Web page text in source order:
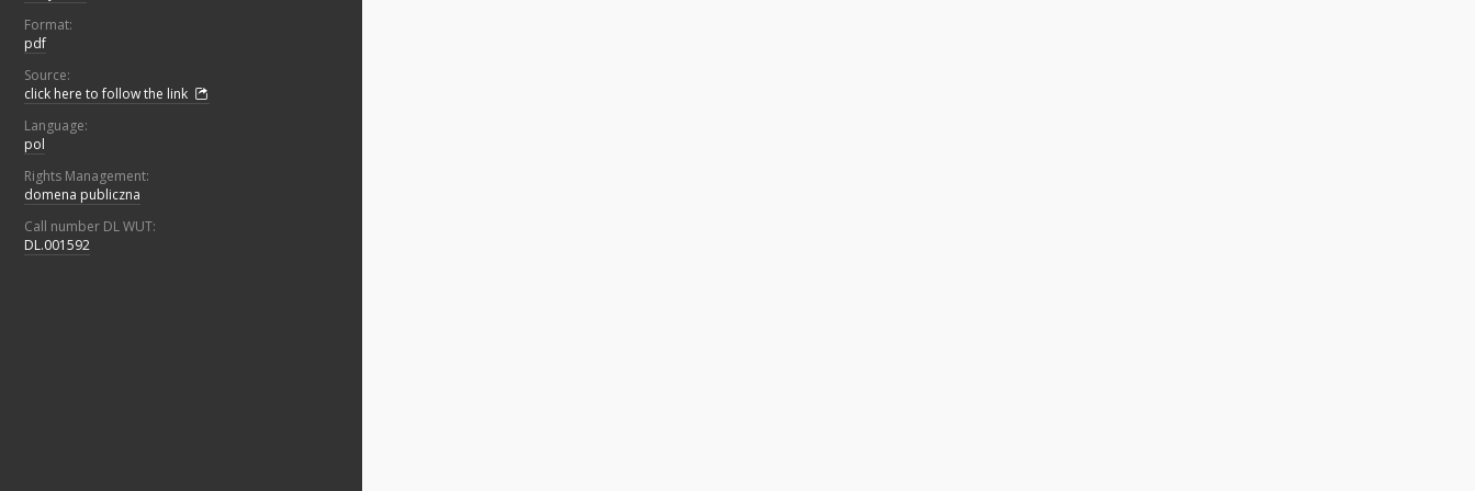
Format:
pdf
Source:
click here to follow the link
Language:
pol
Rights Management:
domena publiczna
Call number DL WUT:
DL.001592